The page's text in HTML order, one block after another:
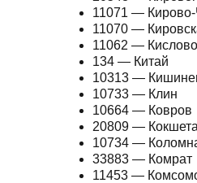
11071 —
11070 —
11062 —
134 — Китай
10313 —
10733 — Клин
10664 — Ковров
20809 —
10734 —
33883 — Комрат
11453 —